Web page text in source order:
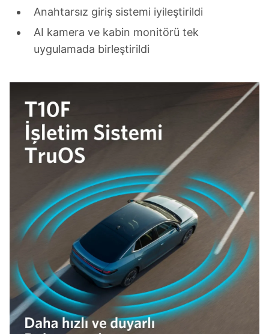
Anahtarsız giriş sistemi iyileştirildi
AI kamera ve kabin monitörü tek
uygulamada birleştirildi